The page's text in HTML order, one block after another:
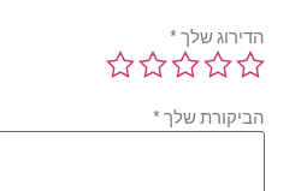
הדירוג שלך*
הביקורת שלך*